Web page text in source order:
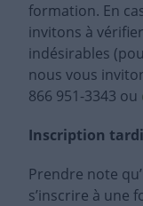
formation. En
invitons à
indésirables
nous vous
866 951-3343 ou
Inscription
Prendre note
s’inscrire à une